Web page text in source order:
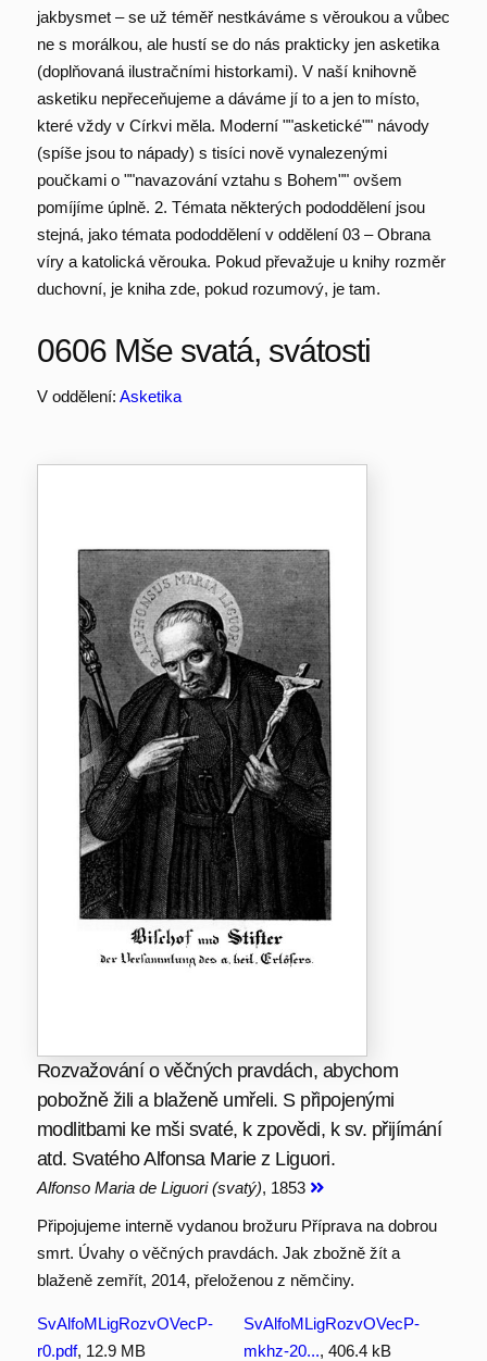
jakbysmet – se už téměř nestkáváme s věroukou a vůbec
ne s morálkou, ale hustí se do nás prakticky jen asketika
(doplňovaná ilustračními historkami). V naší knihovně
asketiku nepřeceňujeme a dáváme jí to a jen to místo,
které vždy v Církvi měla. Moderní ""asketické"" návody
(spíše jsou to nápady) s tisíci nově vynalezenými
poučkami o ""navazování vztahu s Bohem"" ovšem
pomíjíme úplně. 2. Témata některých pododdělení jsou
stejná, jako témata pododdělení v oddělení 03 – Obrana
víry a katolická věrouka. Pokud převažuje u knihy rozměr
duchovní, je kniha zde, pokud rozumový, je tam.
0606 Mše svatá, svátosti
V oddělení: Asketika
Rozvažování o věčných pravdách, abychom
pobožně žili a blaženě umřeli. S připojenými
modlitbami ke mši svaté, k zpovědi, k sv. přijímání
atd. Svatého Alfonsa Marie z Liguori.
Alfonso Maria de Liguori (svatý), 1853
Připojujeme interně vydanou brožuru Příprava na dobrou
smrt. Úvahy o věčných pravdách. Jak zbožně žít a
blaženě zemřít, 2014, přeloženou z němčiny.
SvAlfoMLigRozvOVecP-
r0.pdf, 12.9 MB
SvAlfoMLigRozvOVecP-
mkhz-20..., 406.4 kB